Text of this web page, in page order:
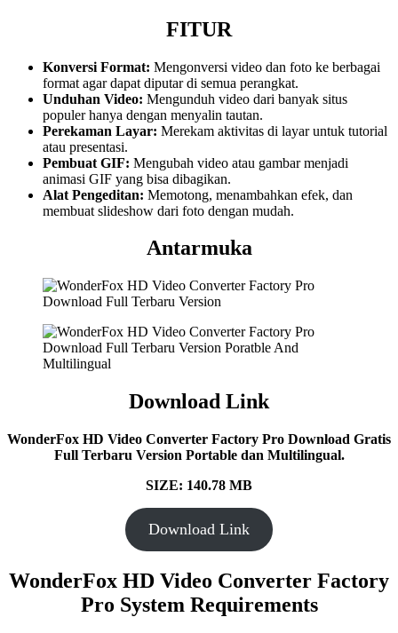
FITUR
Konversi Format: Mengonversi video dan foto ke berbagai
format agar dapat diputar di semua perangkat.
Unduhan Video: Mengunduh video dari banyak situs
populer hanya dengan menyalin tautan.
Perekaman Layar: Merekam aktivitas di layar untuk tutorial
atau presentasi.
Pembuat GIF: Mengubah video atau gambar menjadi
animasi GIF yang bisa dibagikan.
Alat Pengeditan: Memotong, menambahkan efek, dan
membuat slideshow dari foto dengan mudah.
Antarmuka
Download Link
WonderFox HD Video Converter Factory Pro Download Gratis
Full Terbaru Version Portable dan Multilingual.
SIZE: 140.78 MB
Download Link
WonderFox HD Video Converter Factory
Pro System Requirements